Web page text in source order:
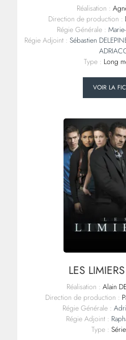
Réalisation :
Direction de production :
Régie Générale :
Régie Adjoint : Sébastien
Type : Long
VOIR LA
LES
Réalisation : Alain
Direction de production :
Régie Générale :
Régie Adjoint :
Type :